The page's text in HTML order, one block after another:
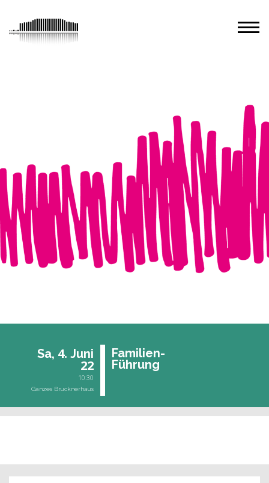
Sa, 4. Juni
22
10:30
Ganzes Brucknerhaus
Fa­mi­li­en-
Füh­rung